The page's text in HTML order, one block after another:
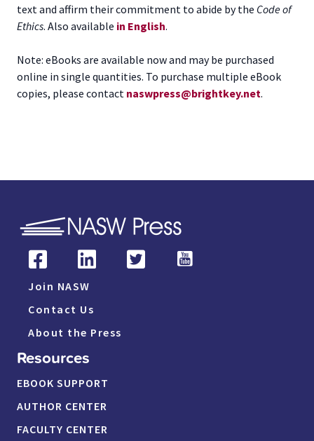
text and affirm their commitment to abide by the Code of
Ethics. Also available in English.
Note: eBooks are available now and may be purchased
online in single quantities. To purchase multiple eBook
copies, please contact naswpress@brightkey.net.
Join NASW
Contact Us
About the Press
Resources
EBOOK SUPPORT
AUTHOR CENTER
FACULTY CENTER